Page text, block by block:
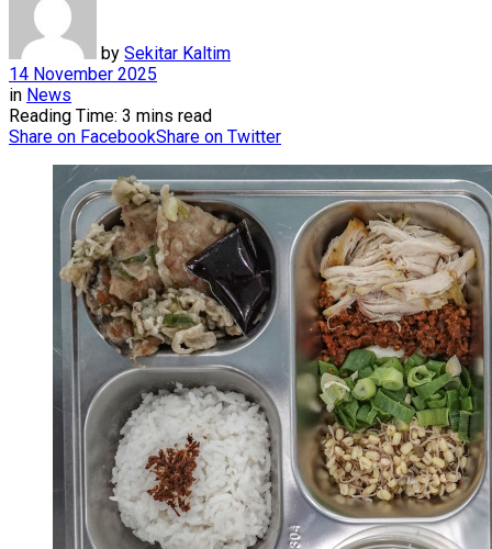
by Sekitar Kaltim
14 November 2025
in News
Reading Time: 3 mins read
Share on FacebookShare on Twitter